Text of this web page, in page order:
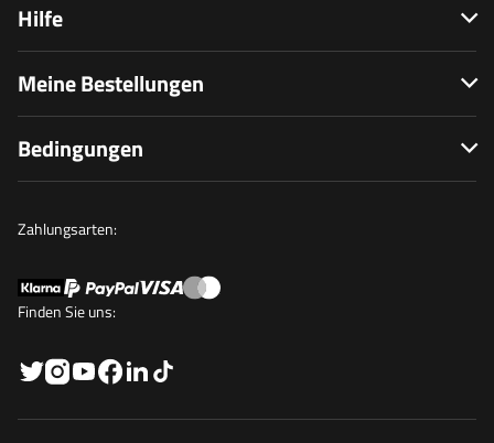
Hilfe
Meine Bestellungen
Bedingungen
Zahlungsarten:
Finden Sie uns: